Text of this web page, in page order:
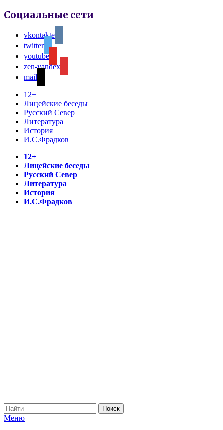
Социальные сети
vkontakte
twitter
youtube
zen-yandex
mail
12+
Лицейские беседы
Русский Север
Литература
История
И.С.Фрадков
12+
Лицейские беседы
Русский Север
Литература
История
И.С.Фрадков
Меню